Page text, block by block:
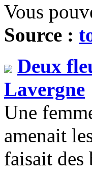
Vous
Source :
Deux
Lavergne
Une
amenait
faisait des